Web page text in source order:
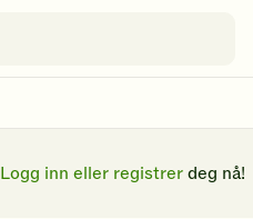
Logg inn eller registrer deg nå!